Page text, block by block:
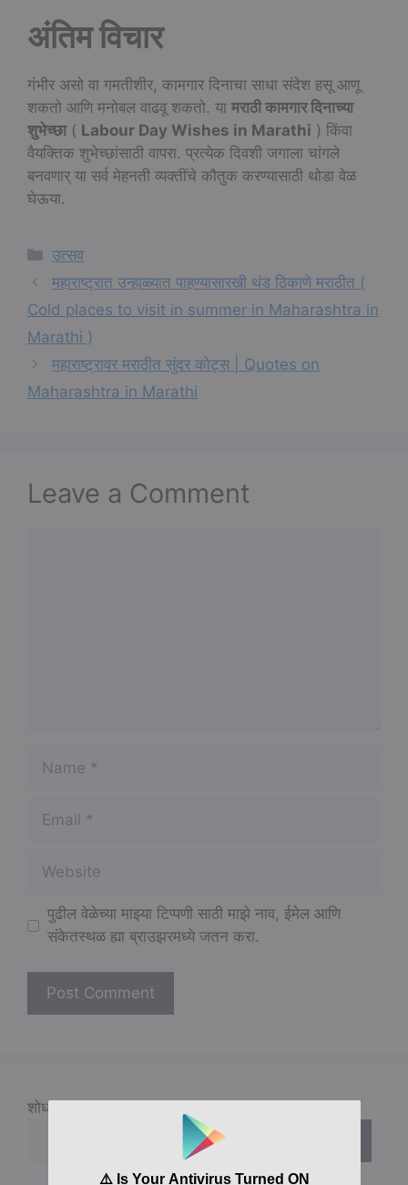
अंतिम विचार
गंभीर असो वा गमतीशीर, कामगार दिनाचा साधा संदेश हसू आणू
शकतो आणि मनोबल वाढवू शकतो. या मराठी कामगार दिनाच्या
शुभेच्छा( Labour Day Wishes in Marathi ) किंवा
वैयक्तिक शुभेच्छांसाठी वापरा. प्रत्येक दिवशी जगाला चांगले
बनवणार् या सर्व मेहनती व्यक्तींचे कौतुक करण्यासाठी थोडा वेळ
घेऊया.
Categories
उत्सव
महाराष्ट्रात उन्हाळ्यात पाहण्यासारखी थंड ठिकाणे मराठीत (
Cold places to visit in summer in Maharashtra in
Marathi )
महाराष्ट्रावर मराठीत सुंदर कोट्स | Quotes on
Maharashtra in Marathi
Leave a Comment
पुढील वेळेच्या माझ्या टिप्पणी साठी माझे नाव, ईमेल आणि
संकेतस्थळ ह्या ब्राउझरमध्ये जतन करा.
शोधा